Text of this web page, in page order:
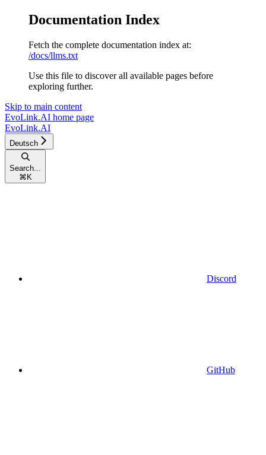
Documentation Index
Fetch the complete documentation index at:
/docs/llms.txt
Use this file to discover all available pages before
exploring further.
Skip to main content
EvoLink.AI home page
EvoLink.AI
Deutsch
Search...
⌘ K
Discord
GitHub